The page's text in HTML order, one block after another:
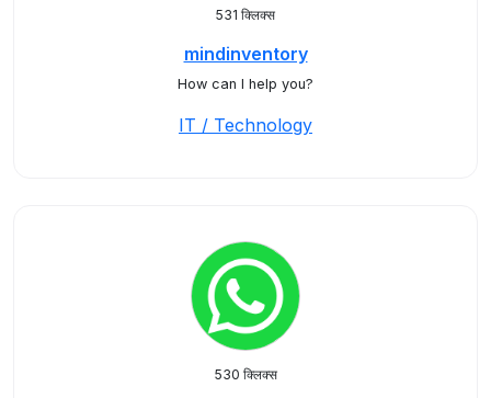
531 क्लिक्स
mindinventory
How can I help you?
IT / Technology
530 क्लिक्स